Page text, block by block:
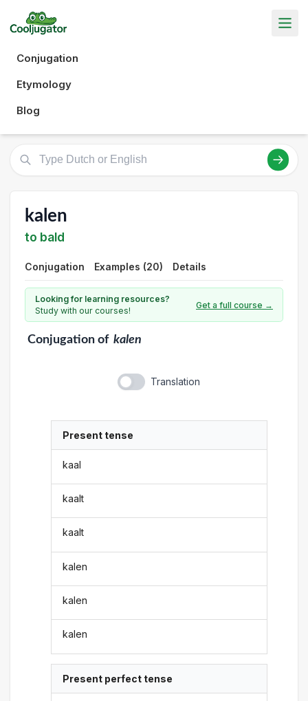
Conjugation
Etymology
Blog
kalen
to bald
Conjugation Examples (20) Details
Looking for learning resources?
Study with our courses!
Get a full course →
Conjugationof kalen
Translation
Present tense
kaal
kaalt
kaalt
kalen
kalen
kalen
Present perfect tense